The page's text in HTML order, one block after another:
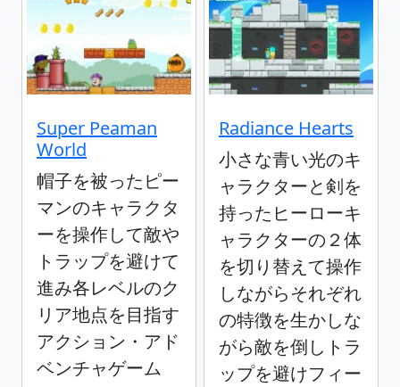
Super Peaman
World
帽子を被ったピー
マンのキャラクタ
ーを操作して敵や
トラップを避けて
進み各レベルのク
リア地点を目指す
アクション・アド
ベンチャゲーム
Radiance Hearts
小さな青い光のキ
ャラクターと剣を
持ったヒーローキ
ャラクターの２体
を切り替えて操作
しながらそれぞれ
の特徴を生かしな
がら敵を倒しトラ
ップを避けフィー